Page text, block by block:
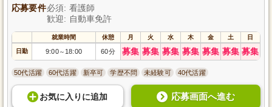
応募要件必須: 看護師
歓迎: 自動車免許
就業時間 休憩 月 火 水 木 金 土 日
日勤 9:00～ 18:00 60分 募集 募集 募集 募集 募集 募集 募集
50代活躍 60代活躍 新卒可 学歴不問 未経験可 40代活躍
お気に入り に追加 応募画面へ進む